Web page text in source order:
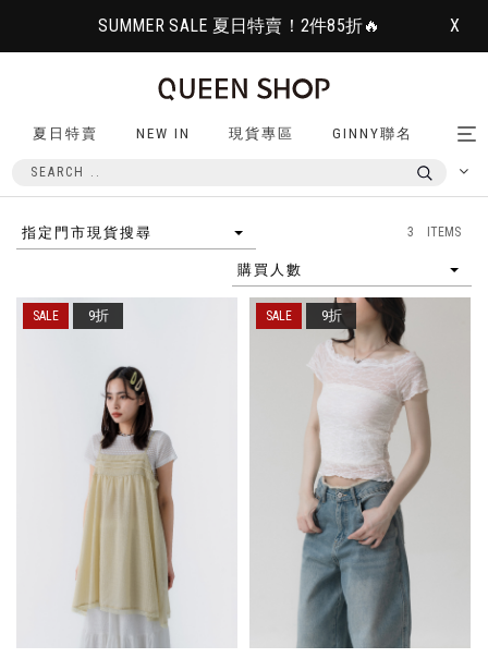
SUMMER SALE 夏日特賣！2件85折🔥 X
夏日特賣 NEW IN 現貨專區 GINNY聯名
指定門市現貨搜尋 3 ITEMS
購買人數
9折 9折